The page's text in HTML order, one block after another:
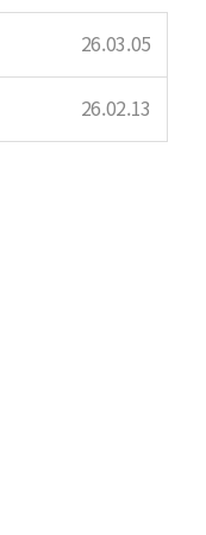
26.03.05
26.02.13